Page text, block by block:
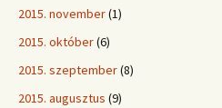
2015. november(1)
2015. október(6)
2015. szeptember(8)
2015. augusztus (9)